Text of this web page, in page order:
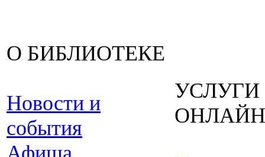
О БИБЛИОТЕКЕ
Новости и
события
УСЛУГИ
ОНЛАЙН